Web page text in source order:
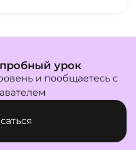
урок
и пообщаетесь с